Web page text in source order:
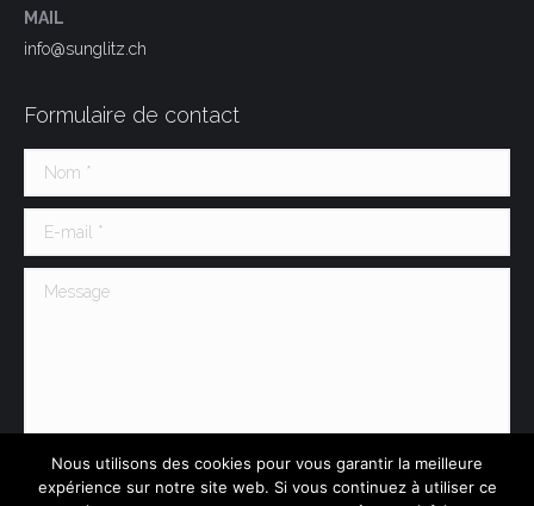
MAIL
info@sunglitz.ch
Formulaire de contact
Nom *
E-mail *
Message
Nous utilisons des cookies pour vous garantir la meilleure
expérience sur notre site web. Si vous continuez à utiliser ce